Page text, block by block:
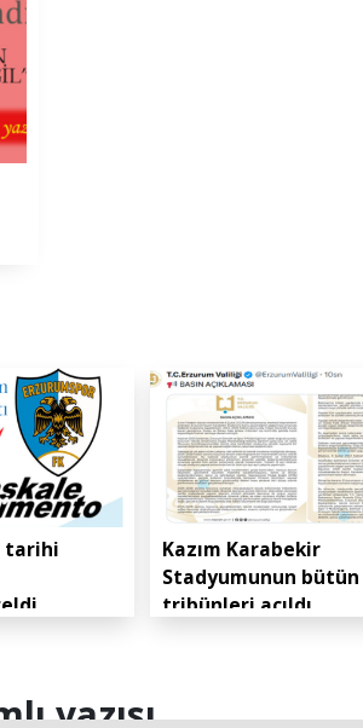
tarihi
Kazım Karabekir
Stadyumunun bütün
tribünleri açıldı
yazısı...